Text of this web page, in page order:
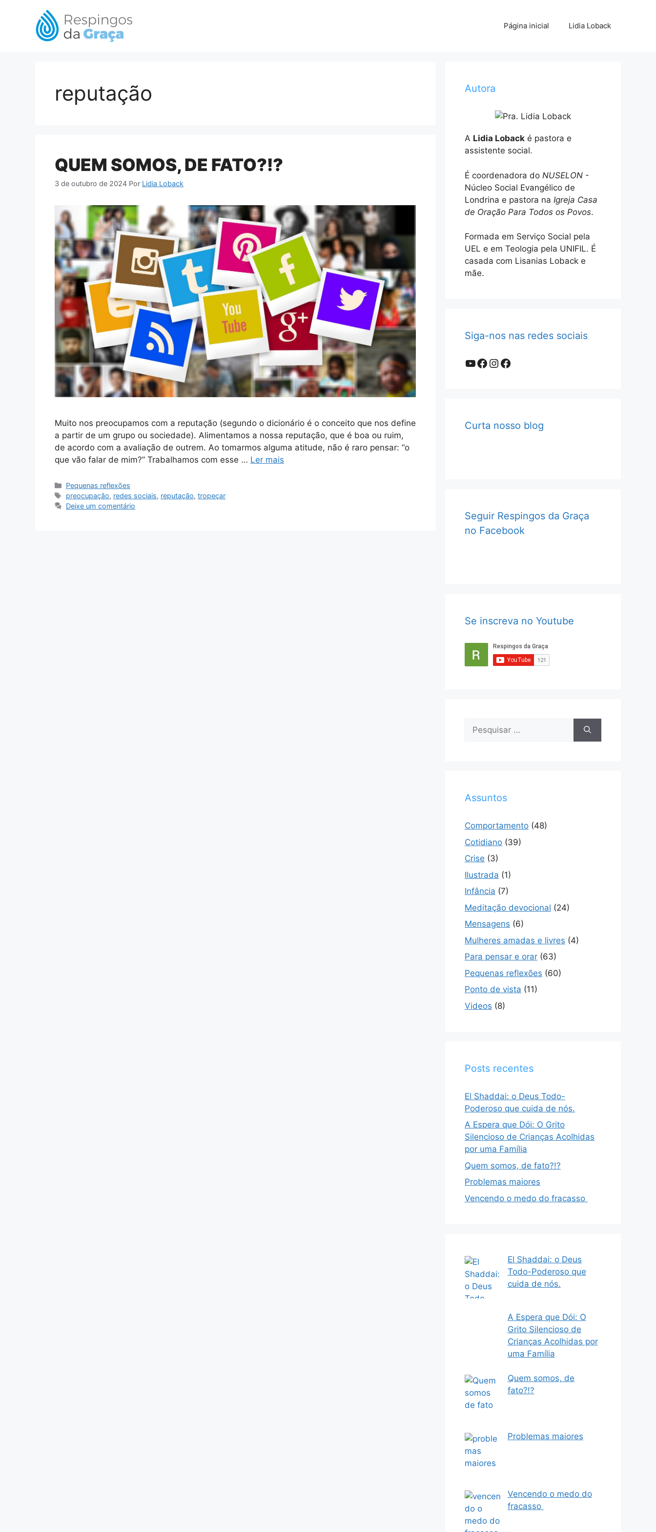
Página inicial Lidia Loback
reputação
QUEM SOMOS, DE FATO?!?
3 de outubro de 2024 Por Lidia Loback
Muito nos preocupamos com a reputação (segundo o dicionário é o conceito que nos define
a partir de um grupo ou sociedade). Alimentamos a nossa reputação, que é boa ou ruim,
de acordo com a avaliação de outrem. Ao tomarmos alguma atitude, não é raro pensar: “o
que vão falar de mim?” Trabalhamos com esse … Ler mais
Categorias
Pequenas reflexões
Tags
preocupação, redes sociais, reputação,tropeçar
Deixe um comentário
Autora
A Lidia Loback é pastora e
assistente social.
É coordenadora do NUSELON -
Núcleo Social Evangélico de
Londrina e pastora na Igreja Casa
de Oração Para Todos os Povos.
Formada em Serviço Social pela
UEL e em Teologia pela UNIFIL. É
casada com Lisanias Loback e
mãe.
Siga-nos nas redes sociais
Youtube
Facebook
Instagram
Facebook
Curta nosso blog
Seguir Respingos da Graça
no Facebook
Se inscreva no Youtube
Pesquisar
Assuntos
Comportamento (48)
Cotidiano (39)
Crise (3)
Ilustrada (1)
Infância (7)
Meditação devocional (24)
Mensagens (6)
Mulheres amadas e livres (4)
Para pensar e orar (63)
Pequenas reflexões (60)
Ponto de vista (11)
Videos (8)
Posts recentes
El Shaddai: o Deus Todo-
Poderoso que cuida de nós.
A Espera que Dói: O Grito
Silencioso de Crianças Acolhidas
por uma Família
Quem somos, de fato?!?
Problemas maiores
Vencendo o medo do fracasso
El Shaddai: o Deus
Todo-Poderoso que
cuida de nós.
A Espera que Dói: O
Grito Silencioso de
Crianças Acolhidas por
uma Família
Quem somos, de
fato?!?
Problemas maiores
Vencendo o medo do
fracasso